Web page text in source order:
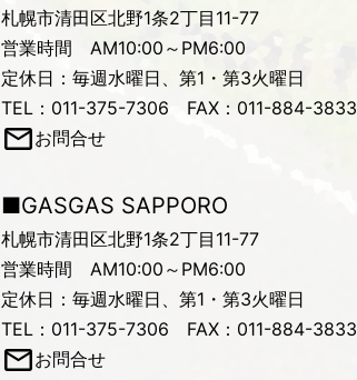
札幌市清田区北野1条2丁目11-77
営業時間 AM10:00～PM6:00
定休日：毎週水曜日、第1・第3火曜日
TEL：011-375-7306 FAX：011-884-3833
お問合せ
■GASGAS SAPPORO
札幌市清田区北野1条2丁目11-77
営業時間 AM10:00～PM6:00
定休日：毎週水曜日、第1・第3火曜日
TEL：011-375-7306 FAX：011-884-3833
お問合せ